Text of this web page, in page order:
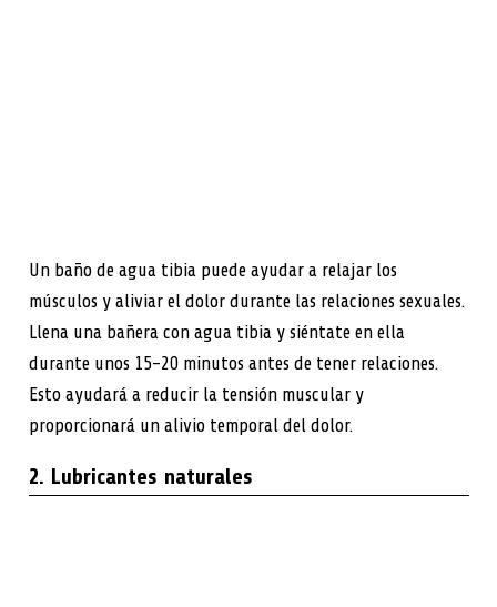
Un baño de agua tibia puede ayudar a relajar los
músculos y aliviar el dolor durante las relaciones sexuales.
Llena una bañera con agua tibia y siéntate en ella
durante unos 15-20 minutos antes de tener relaciones.
Esto ayudará a reducir la tensión muscular y
proporcionará un alivio temporal del dolor.
2. Lubricantes naturales